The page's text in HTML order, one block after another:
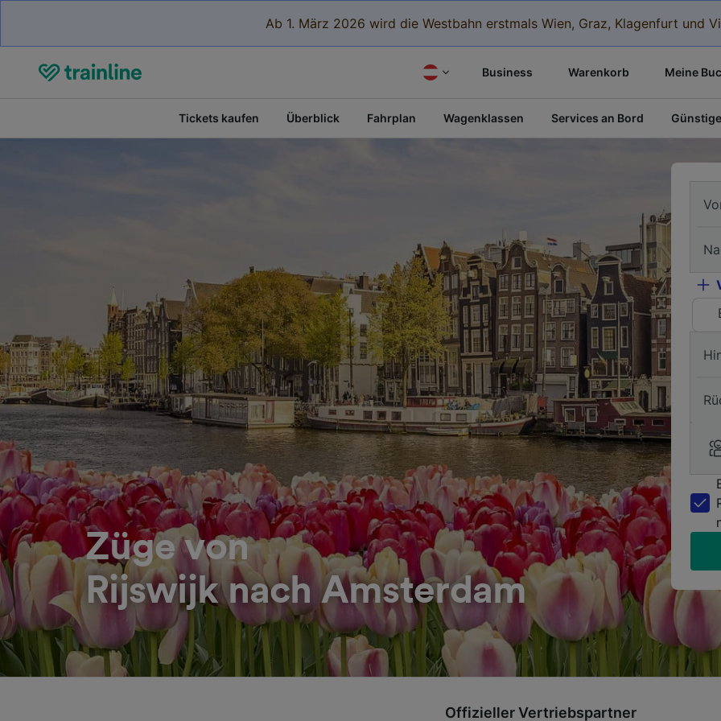
Ab 1. März 2026 wird die Westbahn erstmals Wien, Graz, Klagenfurt und
Business Warenkorb Meine
Tickets kaufen Überblick Fahrplan Wagenklassen Services an Bord
Züge von
Rijswijk nach Amsterdam
Offizieller Vertriebspartner